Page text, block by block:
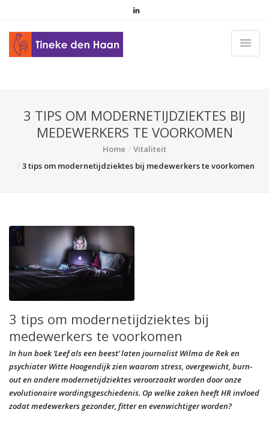
3 TIPS OM MODERNETIJDZIEKTES BIJ
MEDEWERKERS TE VOORKOMEN
Home
Vitaliteit
3 tips om modernetijdziektes bij medewerkers te voorkomen
3 tips om modernetijdziektes bij
medewerkers te voorkomen
In hun boek ‘Leef als een beest’ laten journalist Wilma de Rek en
psychiater Witte Hoogendijk zien waarom stress, overgewicht, burn-
out en andere modernetijdziektes veroorzaakt worden door onze
evolutionaire wordingsgeschiedenis. Op welke zaken heeft HR invloed
zodat medewerkers gezonder, fitter en evenwichtiger worden?